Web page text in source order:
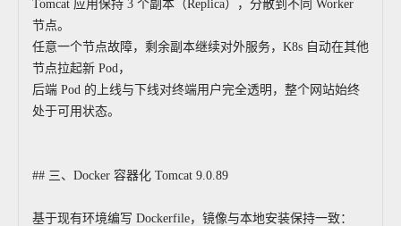
Tomcat 应用保持 3 个副本（Replica），分散到不同 Worker
节点。
任意一个节点故障，剩余副本继续对外服务，K8s 自动在其他
节点拉起新 Pod，
后端 Pod 的上线与下线对终端用户完全透明，整个网站始终
处于可用状态。
## 三、Docker 容器化 Tomcat 9.0.89
基于现有环境编写 Dockerfile，镜像与本地安装保持一致：